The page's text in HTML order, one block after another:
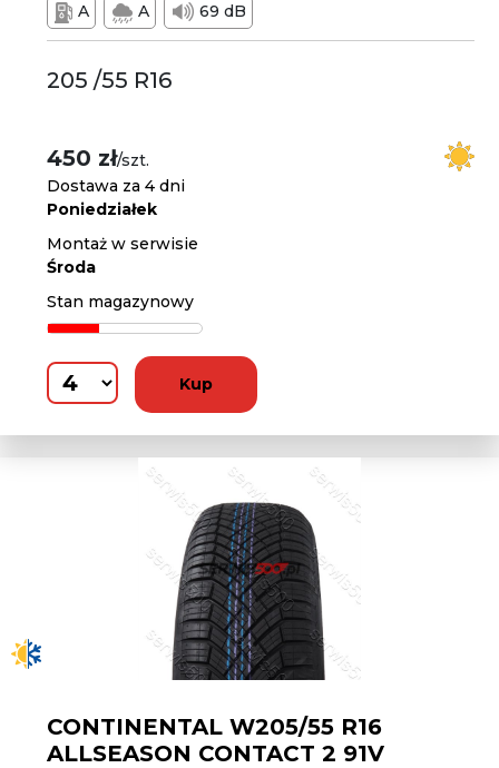
A A 69 dB
205 /55 R16
450 zł/szt.
Dostawa za 4 dni
Poniedziałek
Montaż w serwisie
Środa
Stan magazynowy
Kup
CONTINENTAL W205/55 R16
ALLSEASON CONTACT 2 91V